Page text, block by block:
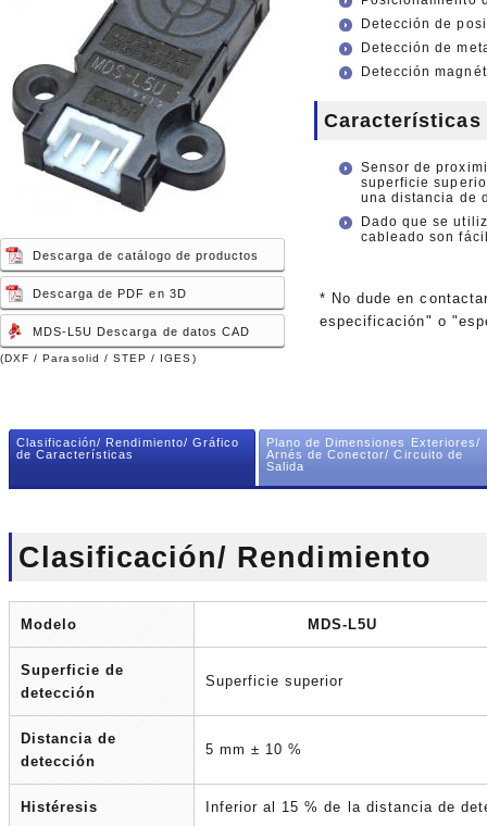
Descarga de catálogo de productos
Descarga de PDF en 3D
MDS-L5U Descarga de datos CAD
(DXF / Parasolid / STEP / IGES)
Detección de
Detección de
Detección
Características
Sensor de
superficie
una distancia de
Dado que se
cableado son
* No dude en
especificación" o
Clasificación/ Rendimiento/ Gráfico
de Características
Plano de Dimensiones Exteriores/
Arnés de Conector/ Circuito de
Salida
Clasificación/ Rendimiento
Modelo MDS-L5U
Superficie de
detección
Superficie superior
Distancia de
detección
5 mm ± 10 %
Histéresis Inferior al 15 % de la distancia de